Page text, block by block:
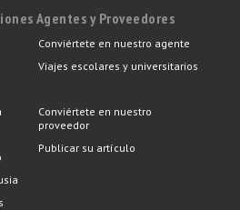
Agentes y Proveedores
Conviértete en nuestro agente
Viajes escolares y universitarios
Conviértete en nuestro
proveedor
Publicar su artículo